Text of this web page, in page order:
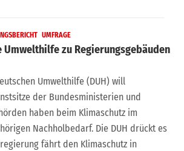
UMFRAGE
Umwelthilfe zu Regierungsgebäuden
Umwelthilfe (DUH) will
der Bundesministerien und
haben beim Klimaschutz im
Nachholbedarf. Die DUH drückt es
fährt den Klimaschutz in